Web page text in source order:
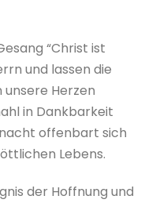
“Christ ist
und lassen die
unsere Herzen
in Dankbarkeit
offenbart sich
Lebens.
der Hoffnung und